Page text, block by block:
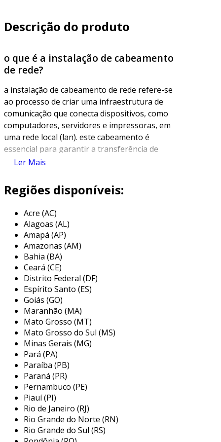
Descrição do produto
o que é a instalação de cabeamento
de rede?
a instalação de cabeamento de rede refere-se
ao processo de criar uma infraestrutura de
comunicação que conecta dispositivos, como
computadores, servidores e impressoras, em
uma rede local (lan). este cabeamento é
essencial para garantir a transferência de
dados de forma eficiente e confiável, permitindo
conectados.
cabos de par trançado, coaxiais ou fibra ótica,
dependendo das necessidades específicas da
instalação. a escolha do tipo de cabeamento
impacta diretamente a velocidade de
transmissão de dados, a distância que pode ser
coberta e a resistência a interferências
eletromagnéticas, tornando a compreensão
desse processo crucial para a criação de uma
rede de qualidade.
principais etapas da instalação de
cabeamento de rede
a instalação de cabeamento de rede envolve
várias etapas que devem ser seguidas para
garantir uma execução eficaz e adequada. É
fundamental planejar o layout da rede e o tipo
de cabeamento a ser utilizado. veja a seguir um
resumo das etapas principais nesse processo:
Ler Mais
Regiões disponíveis:
Acre (AC)
Alagoas (AL)
Amapá (AP)
Amazonas (AM)
Bahia (BA)
Ceará (CE)
Distrito Federal (DF)
Espírito Santo (ES)
Goiás (GO)
Maranhão (MA)
Mato Grosso (MT)
Mato Grosso do Sul (MS)
Minas Gerais (MG)
Pará (PA)
Paraíba (PB)
Paraná (PR)
Pernambuco (PE)
Piauí (PI)
Rio de Janeiro (RJ)
Rio Grande do Norte (RN)
Rio Grande do Sul (RS)